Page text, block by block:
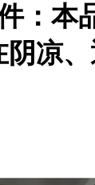
：本
阴凉